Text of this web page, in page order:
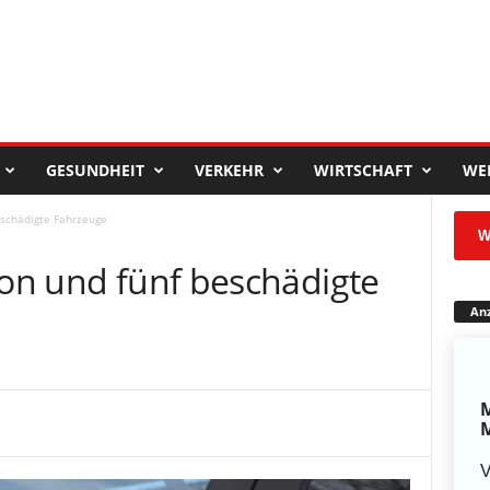
GESUNDHEIT VERKEHR WIRTSCHAFT
Fahrzeuge
und fünf beschädigte